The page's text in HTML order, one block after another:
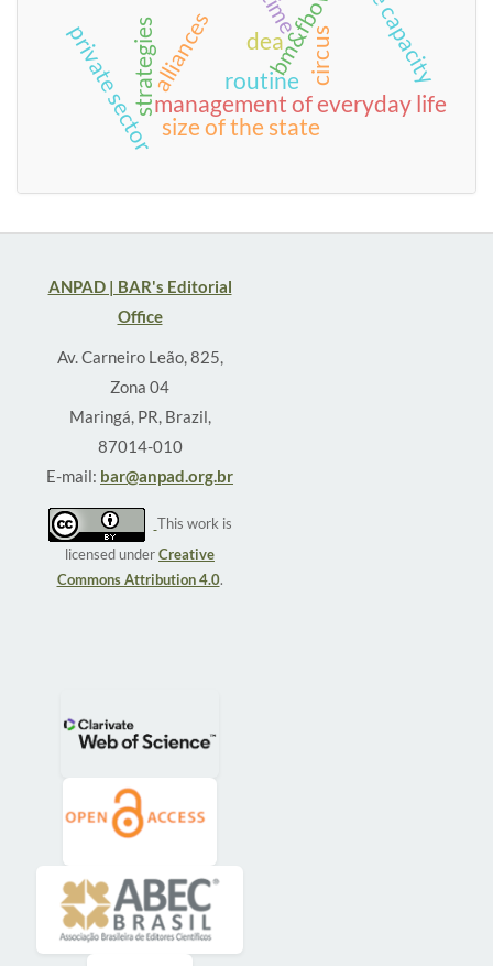
time
routine
management of everyday life
strategies circus
alliances dea
size of the state
private sector
ANPAD | BAR's Editorial
Office
Av. Carneiro Leão, 825,
Zona 04
Maringá, PR, Brazil,
87014-010
E-mail: bar@anpad.org.br
This work is
licensed underCreative
Commons Attribution 4.0.